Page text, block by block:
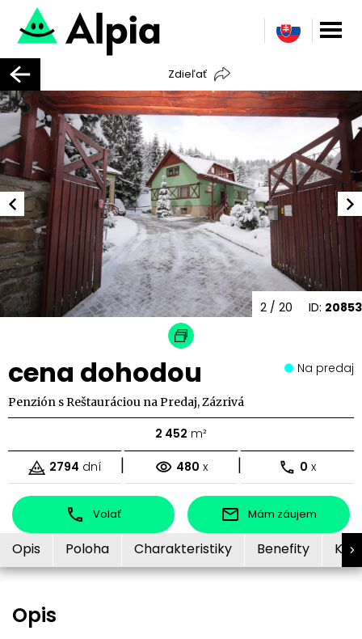
Zdieľať
ID: 20853
2 / 20
cena dohodou Na predaj
Penzión s Reštauráciou na Predaj, Zázrivá
2 452 m²
2794 dní | 480 x | 0 x
Volať Mám záujem
Opis Poloha Charakteristiky Benefity
Opis